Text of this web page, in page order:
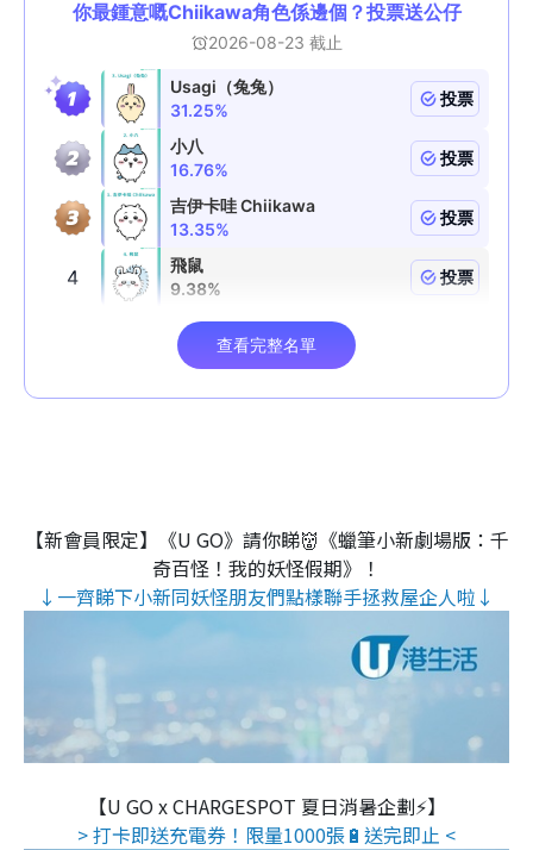
【新會員限定】《U GO》請你睇👹《蠟筆小新劇場版：千
奇百怪！我的妖怪假期》！
↓一齊睇下小新同妖怪朋友們點樣聯手拯救屋企人啦↓
【U GO x CHARGESPOT 夏日消暑企劃⚡】
> 打卡即送充電券！限量1000張🔋送完即止 <